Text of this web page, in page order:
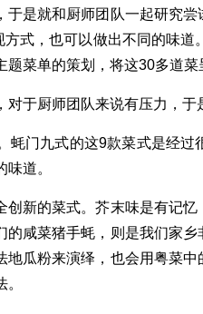
于是就和厨师团队一起研究
式，也可以做出不同的味道
菜单的策划，将这30多道菜
厨师团队来说有压力，于
门九式的这9款菜式是经过
道。
新的菜式。芥末味是有记忆
的咸菜猪手蚝，则是我们家
地瓜粉来演绎，也会用粤菜